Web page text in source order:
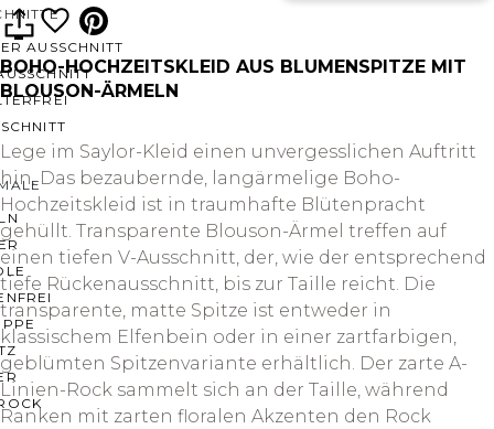
AUSSCHNITT
BOHO-HOCHZEITSKLEID AUS BLUMENSPITZE MIT
BLOUSON-ÄRMELN
Lege im Saylor-Kleid einen unvergesslichen Auftritt
hin. Das bezaubernde, langärmelige Boho-
Hochzeitskleid ist in traumhafte Blütenpracht
gehüllt. Transparente Blouson-Ärmel treffen auf
einen tiefen V-Ausschnitt, der, wie der entsprechend
tiefe Rückenausschnitt, bis zur Taille reicht. Die
transparente, matte Spitze ist entweder in
klassischem Elfenbein oder in einer zartfarbigen,
geblümten Spitzenvariante erhältlich. Der zarte A-
Linien-Rock sammelt sich an der Taille, während
Ranken mit zarten floralen Akzenten den Rock